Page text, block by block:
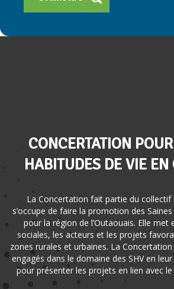
CONCERTATION
HABITUDES DE VIE
La Concertation fait partie du collectif
s’occupe de faire la promotion des
pour la région de l’Outaouais. Elle met
sociales, les acteurs et les projets
zones rurales et urbaines. La
engagés dans le domaine des SHV en
pour présenter les projets en lien avec le